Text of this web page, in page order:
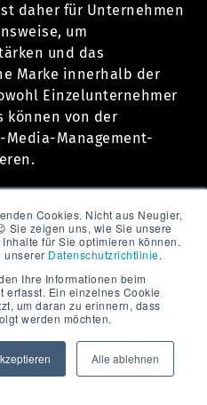
Cookies. Nicht aus Neugier,
Sie zeigen uns, wie Sie unsere
für Sie optimieren können.
unserer Datenschutzrichtlinie.
Ihre Informationen beim
erfasst. Ein einzelnes Cookie
um daran zu erinnern, dass
werden möchten.
Alle ablehnen
daher für Unternehmen
um
und das
Marke innerhalb der
Einzelunternehmer
können von der
Management-